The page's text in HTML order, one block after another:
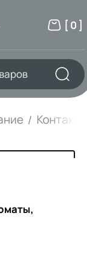
[ 0 ]